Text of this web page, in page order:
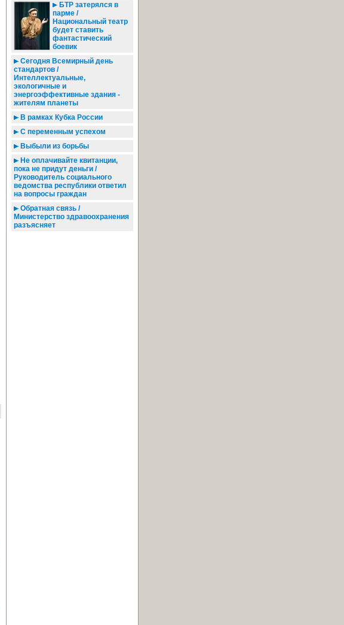
БТР затерялся в
парме /
Национальный театр
будет ставить
фантастический
боевик
Сегодня Всемирный день
стандартов /
Интеллектуальные,
экологичные и
энергоэффективные здания -
жителям планеты
В рамках Кубка России
С переменным успехом
Выбыли из борьбы
Не оплачивайте квитанции,
пока не придут деньги /
Руководитель социального
ведомства республики ответил
на вопросы граждан
Обратная связь /
Министерство здравоохранения
разъясняет